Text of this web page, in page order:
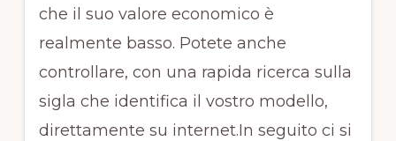
che il suo valore economico è
realmente basso. Potete anche
controllare, con una rapida ricerca sulla
sigla che identifica il vostro modello,
direttamente su internet.In seguito ci si